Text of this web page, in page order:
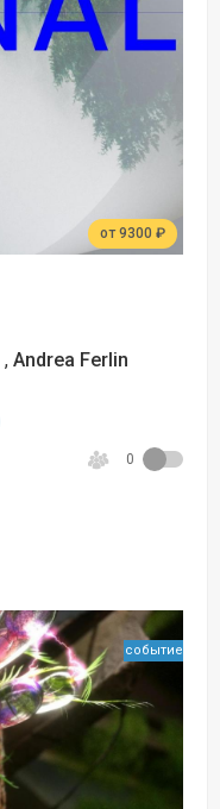
от 9300 ₽
, Andrea Ferlin
0
событие